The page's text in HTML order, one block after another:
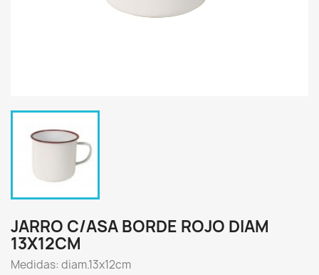
JARRO C/ASA BORDE ROJO DIAM
13X12CM
Medidas: diam.13x12cm